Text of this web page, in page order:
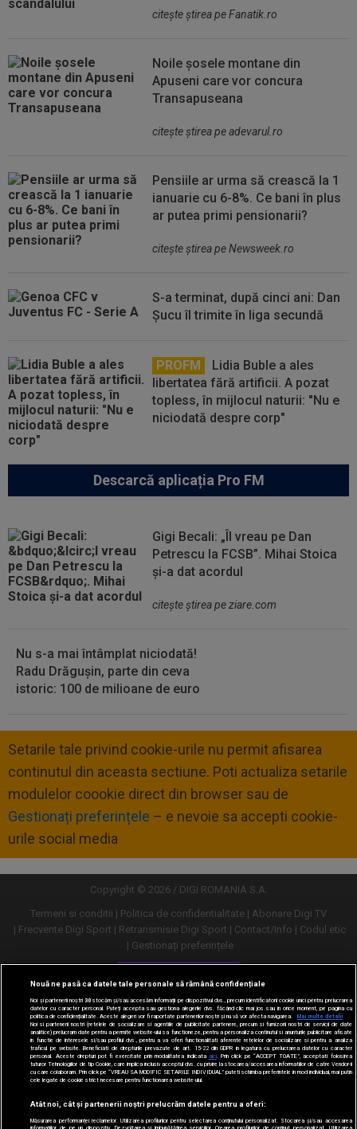
citeşte ştirea pe Fanatik.ro
Noile șosele montane din
Apuseni care vor concura
Transapuseana
citeşte ştirea pe adevarul.ro
Pensiile ar urma să crească la 1
ianuarie cu 6-8%. Ce bani în plus
ar putea primi pensionarii?
citeşte ştirea pe Newsweek.ro
S-a terminat, după cinci ani: Dan
Șucu îl trimite în liga secundă
PROFM
Lidia Buble a ales
libertatea fără artificii. A pozat
topless, în mijlocul naturii: "Nu e
niciodată despre corp"
Descarcă aplicația Pro FM
Gigi Becali: „Îl vreau pe Dan
Petrescu la FCSB”. Mihai Stoica
și-a dat acordul
citeşte ştirea pe ziare.com
Nu s-a mai întâmplat niciodată!
Radu Drăgușin, parte din ceva
istoric: 100 de milioane de euro
Setarile tale privind cookie-urile nu permit afisarea
continutul din aceasta sectiune. Poti actualiza setarile
modulelor coookie direct din browser sau de
Gestionați preferințele – e nevoie sa accepti cookie-
urile social media
Copyright © 2026 / DIGI ROMANIA S.A.
Termeni si conditii
Politica de confidentialitate
Abonare Digi TV
Frecvente Digi Sport
Retransmisie Digi Sport Contact/Info
Codul etic
Gestionați preferințele
Versiune desktop
Nouă ne pasă ca datele tale personale să rămână confidențiale
Noi și partenerii noștri30stocăm și/sau accesăm informații pe dispozitivul dvs., precum identificatorii cookie unici pentru prelucrarea
datelor cu caracter personal. Puteți accepta sau gestiona alegerile dvs. făcând clic mai jos sau în orice moment, pe pagina cu
politica de confidențialitate. Aceste alegeri vor fi raportate partenerilor noștri și nu vă vor afecta navigarea.
Mai multe detalii
Noi si partenerii nostri (retelele de socializare si agentiile de publicitate partenere, precum si furnizorii nostri de servicii de date
analitice) prelucram date pentru a permite website-ului sa functioneze, pentru a personaliza continutul si anunturile publicitare afisate
in functie de interesele si/sau profilul dvs., pentru a va oferi functionalitati aferente retelelor de socializare si pentru a analiza
traficul pe website. Beneficiati de drepturile prevazute de art. 15-22 din GDPR in legatura cu prelucrarea datelor cu caracter
personal. Aceste drepturi pot fi exercitate prin modalitatea indicata aici. Prin click pe “ACCEPT TOATE”, acceptati folosirea
tuturor Tehnologiilor de tip Cookie, care implica inclusiv acceptul dvs. cu privire la stocarea/accesarea informatiilor de catre Vendor-ii
cu care colaboram. Prin click pe “VREAU SA MODIFIC SETARILE INDIVIDUAL” puteti schimba preferintele in mod individual, mai putin
cele legate de cookie strict necesare pentru functionarea website-ului.
Atât noi, cât și partenerii noștri prelucrăm datele pentru a oferi:
Măsurarea performanței reclamelor. Utilizarea profilurilor pentru selectarea conținutului personalizat. Stocarea și/sau accesarea